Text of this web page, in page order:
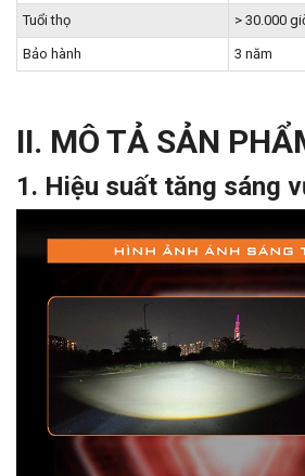
Tuổi thọ > 30.000
Bảo hành 3 năm
II. MÔ TẢ SẢN
1. Hiệu suất tăng sáng